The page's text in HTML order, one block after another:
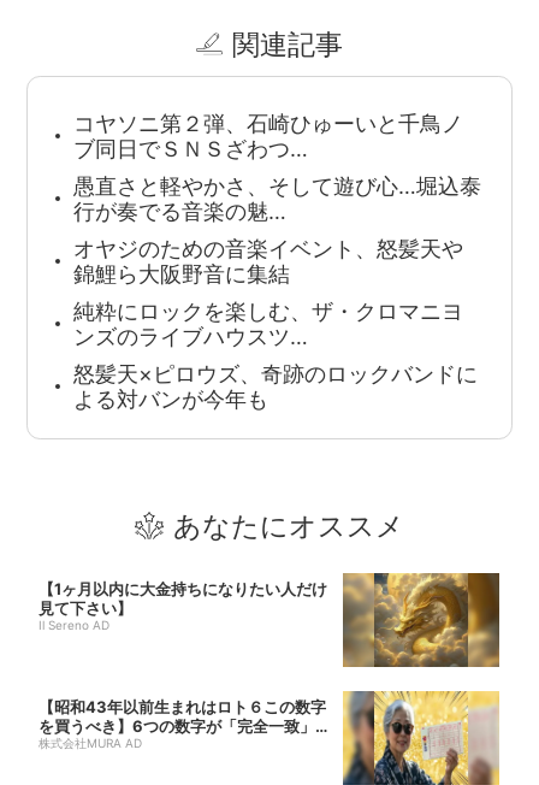
関連記事
コヤソニ第２弾、石崎ひゅーいと千鳥ノ
ブ同日でＳＮＳざわつ…
愚直さと軽やかさ、そして遊び心…堀込泰
行が奏でる音楽の魅…
オヤジのための音楽イベント、怒髪天や
錦鯉ら大阪野音に集結
純粋にロックを楽しむ、ザ・クロマニヨ
ンズのライブハウスツ…
怒髪天×ピロウズ、奇跡のロックバンドに
よる対バンが今年も
あなたにオススメ
【1ヶ月以内に大金持ちになりたい人だけ
見て下さい】
Il Sereno AD
【昭和43年以前生まれはロト６この数字
を買うべき】6つの数字が「完全一致」す
る方...
株式会社MURA AD